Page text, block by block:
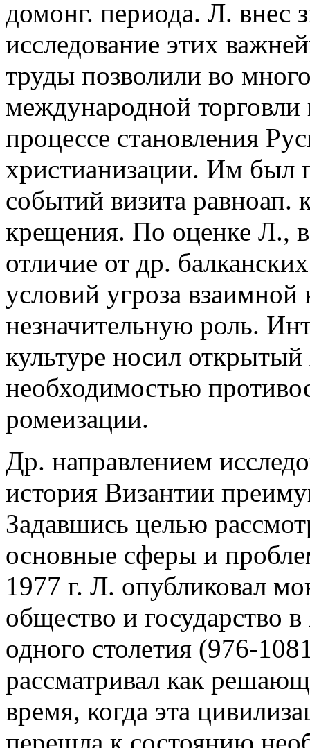
домонг. периода. Л. внес
исследование этих
труды позволили во
международной торговли
процессе становления
христианизации. Им был
событий визита равноап.
крещения. По оценке Л.,
отличие от др.
условий угроза
незначительную роль.
культуре носил открытый
необходимостью
ромеизации.
Др. направлением
история Византии
Задавшись целью
основные сферы и
1977 г. Л. опубликовал
общество и государство
одного столетия (976-
рассматривал как
время, когда эта
перешла к состоянию